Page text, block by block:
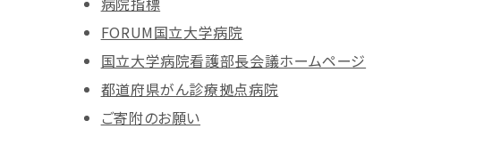
FORUM国立大学病院
国立大学病院看護部長会議ホームページ
都道府県がん診療拠点病院
ご寄附のお願い